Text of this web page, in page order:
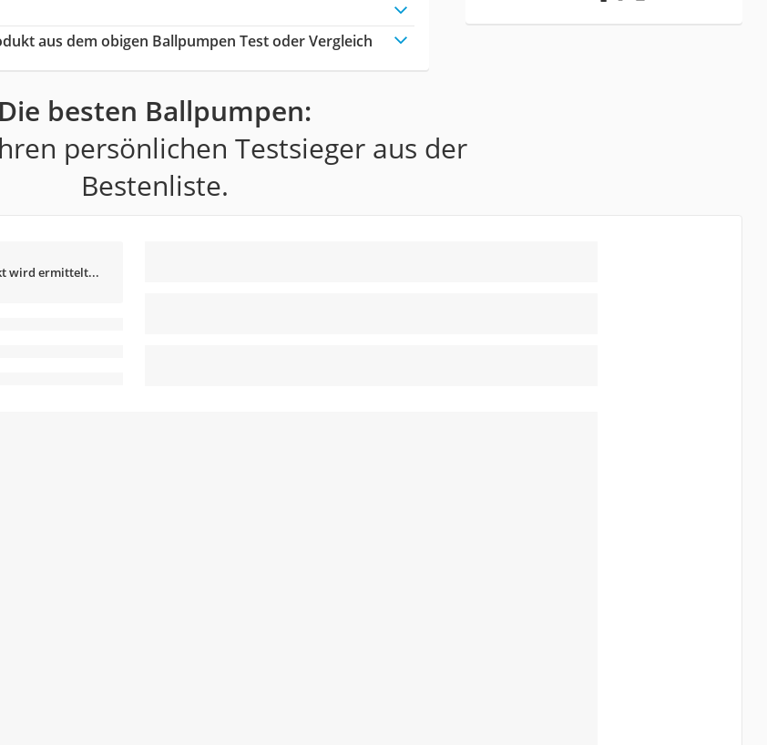
aus dem obigen Ballpumpen Test oder Vergleich
Die besten Ballpumpen:
persönlichen Testsieger aus der
Bestenliste.
wird ermittelt...